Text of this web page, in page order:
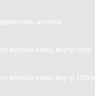
желоба
желоба внеш, внутр 90гр
желоба внеш, внутр 135гр